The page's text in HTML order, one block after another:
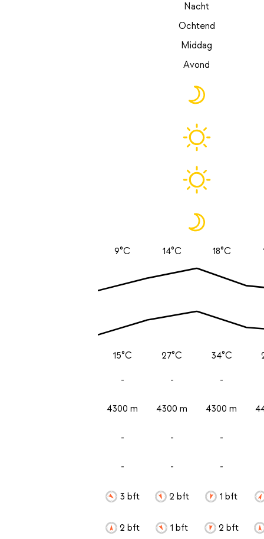
Nacht
Ochtend
Middag
Avond
9°C
15°C
-
4300 m
-
-
3 bft
2 bft
14°C
27°C
-
4300 m
-
-
2 bft
1 bft
18°C
34°C
-
4300 m
-
-
1 bft
2 bft